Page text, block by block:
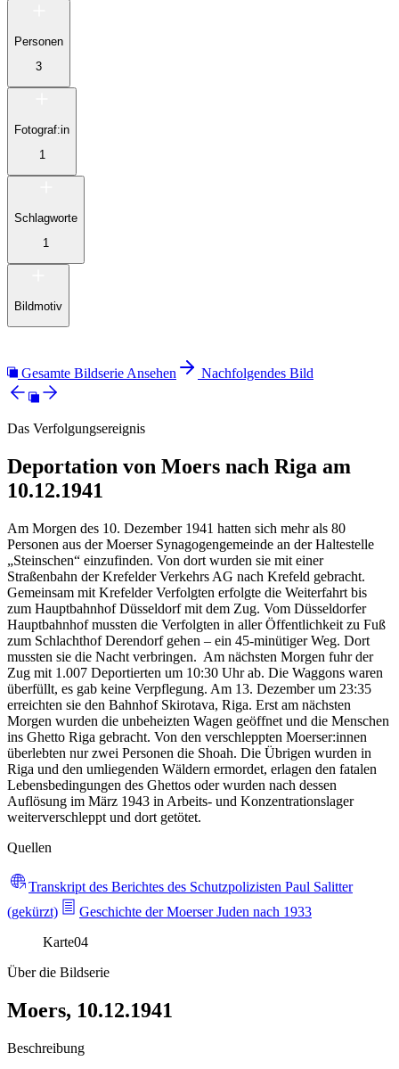
Personen
3
Fotograf:in
1
Schlagworte
1
Bildmotiv
Gesamte Bildserie Ansehen Nachfolgendes Bild
Das Verfolgungsereignis
Deportation von Moers nach Riga am
10.12.1941
Am Morgen des 10. Dezember 1941 hatten sich mehr als 80
Personen aus der Moerser Synagogengemeinde an der Haltestelle
„Steinschen“ einzufinden. Von dort wurden sie mit einer
Straßenbahn der Krefelder Verkehrs AG nach Krefeld gebracht.
Gemeinsam mit Krefelder Verfolgten erfolgte die Weiterfahrt bis
zum Hauptbahnhof Düsseldorf mit dem Zug. Vom Düsseldorfer
Hauptbahnhof mussten die Verfolgten in aller Öffentlichkeit zu Fuß
zum Schlachthof Derendorf gehen – ein 45-minütiger Weg. Dort
mussten sie die Nacht verbringen. Am nächsten Morgen fuhr der
Zug mit 1.007 Deportierten um 10:30 Uhr ab. Die Waggons waren
überfüllt, es gab keine Verpflegung. Am 13. Dezember um 23:35
erreichten sie den Bahnhof Skirotava, Riga. Erst am nächsten
Morgen wurden die unbeheizten Wagen geöffnet und die Menschen
ins Ghetto Riga gebracht. Von den verschleppten Moerser:innen
überlebten nur zwei Personen die Shoah. Die Übrigen wurden in
Riga und den umliegenden Wäldern ermordet, erlagen den fatalen
Lebensbedingungen des Ghettos oder wurden nach dessen
Auflösung im März 1943 in Arbeits- und Konzentrationslager
weiterverschleppt und dort getötet.
Quellen
Transkript des Berichtes des Schutzpolizisten Paul Salitter
(gekürzt)
Geschichte der Moerser Juden nach 1933
Karte04
Über die Bildserie
Moers, 10.12.1941
Beschreibung